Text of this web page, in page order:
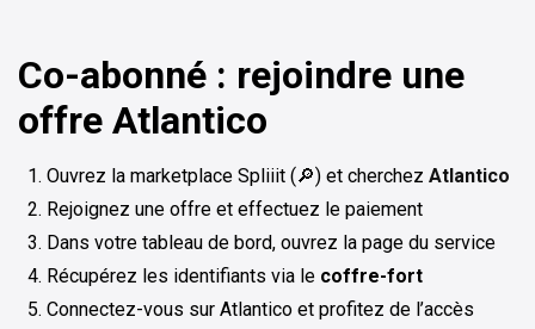
Co-abonné : rejoindre une
offre Atlantico
Ouvrez la marketplace Spliiit (🔎) et cherchez Atlantico
Rejoignez une offre et effectuez le paiement
Dans votre tableau de bord, ouvrez la page du service
Récupérez les identifiants via le coffre-fort
Connectez-vous sur Atlantico et profitez de l’accès